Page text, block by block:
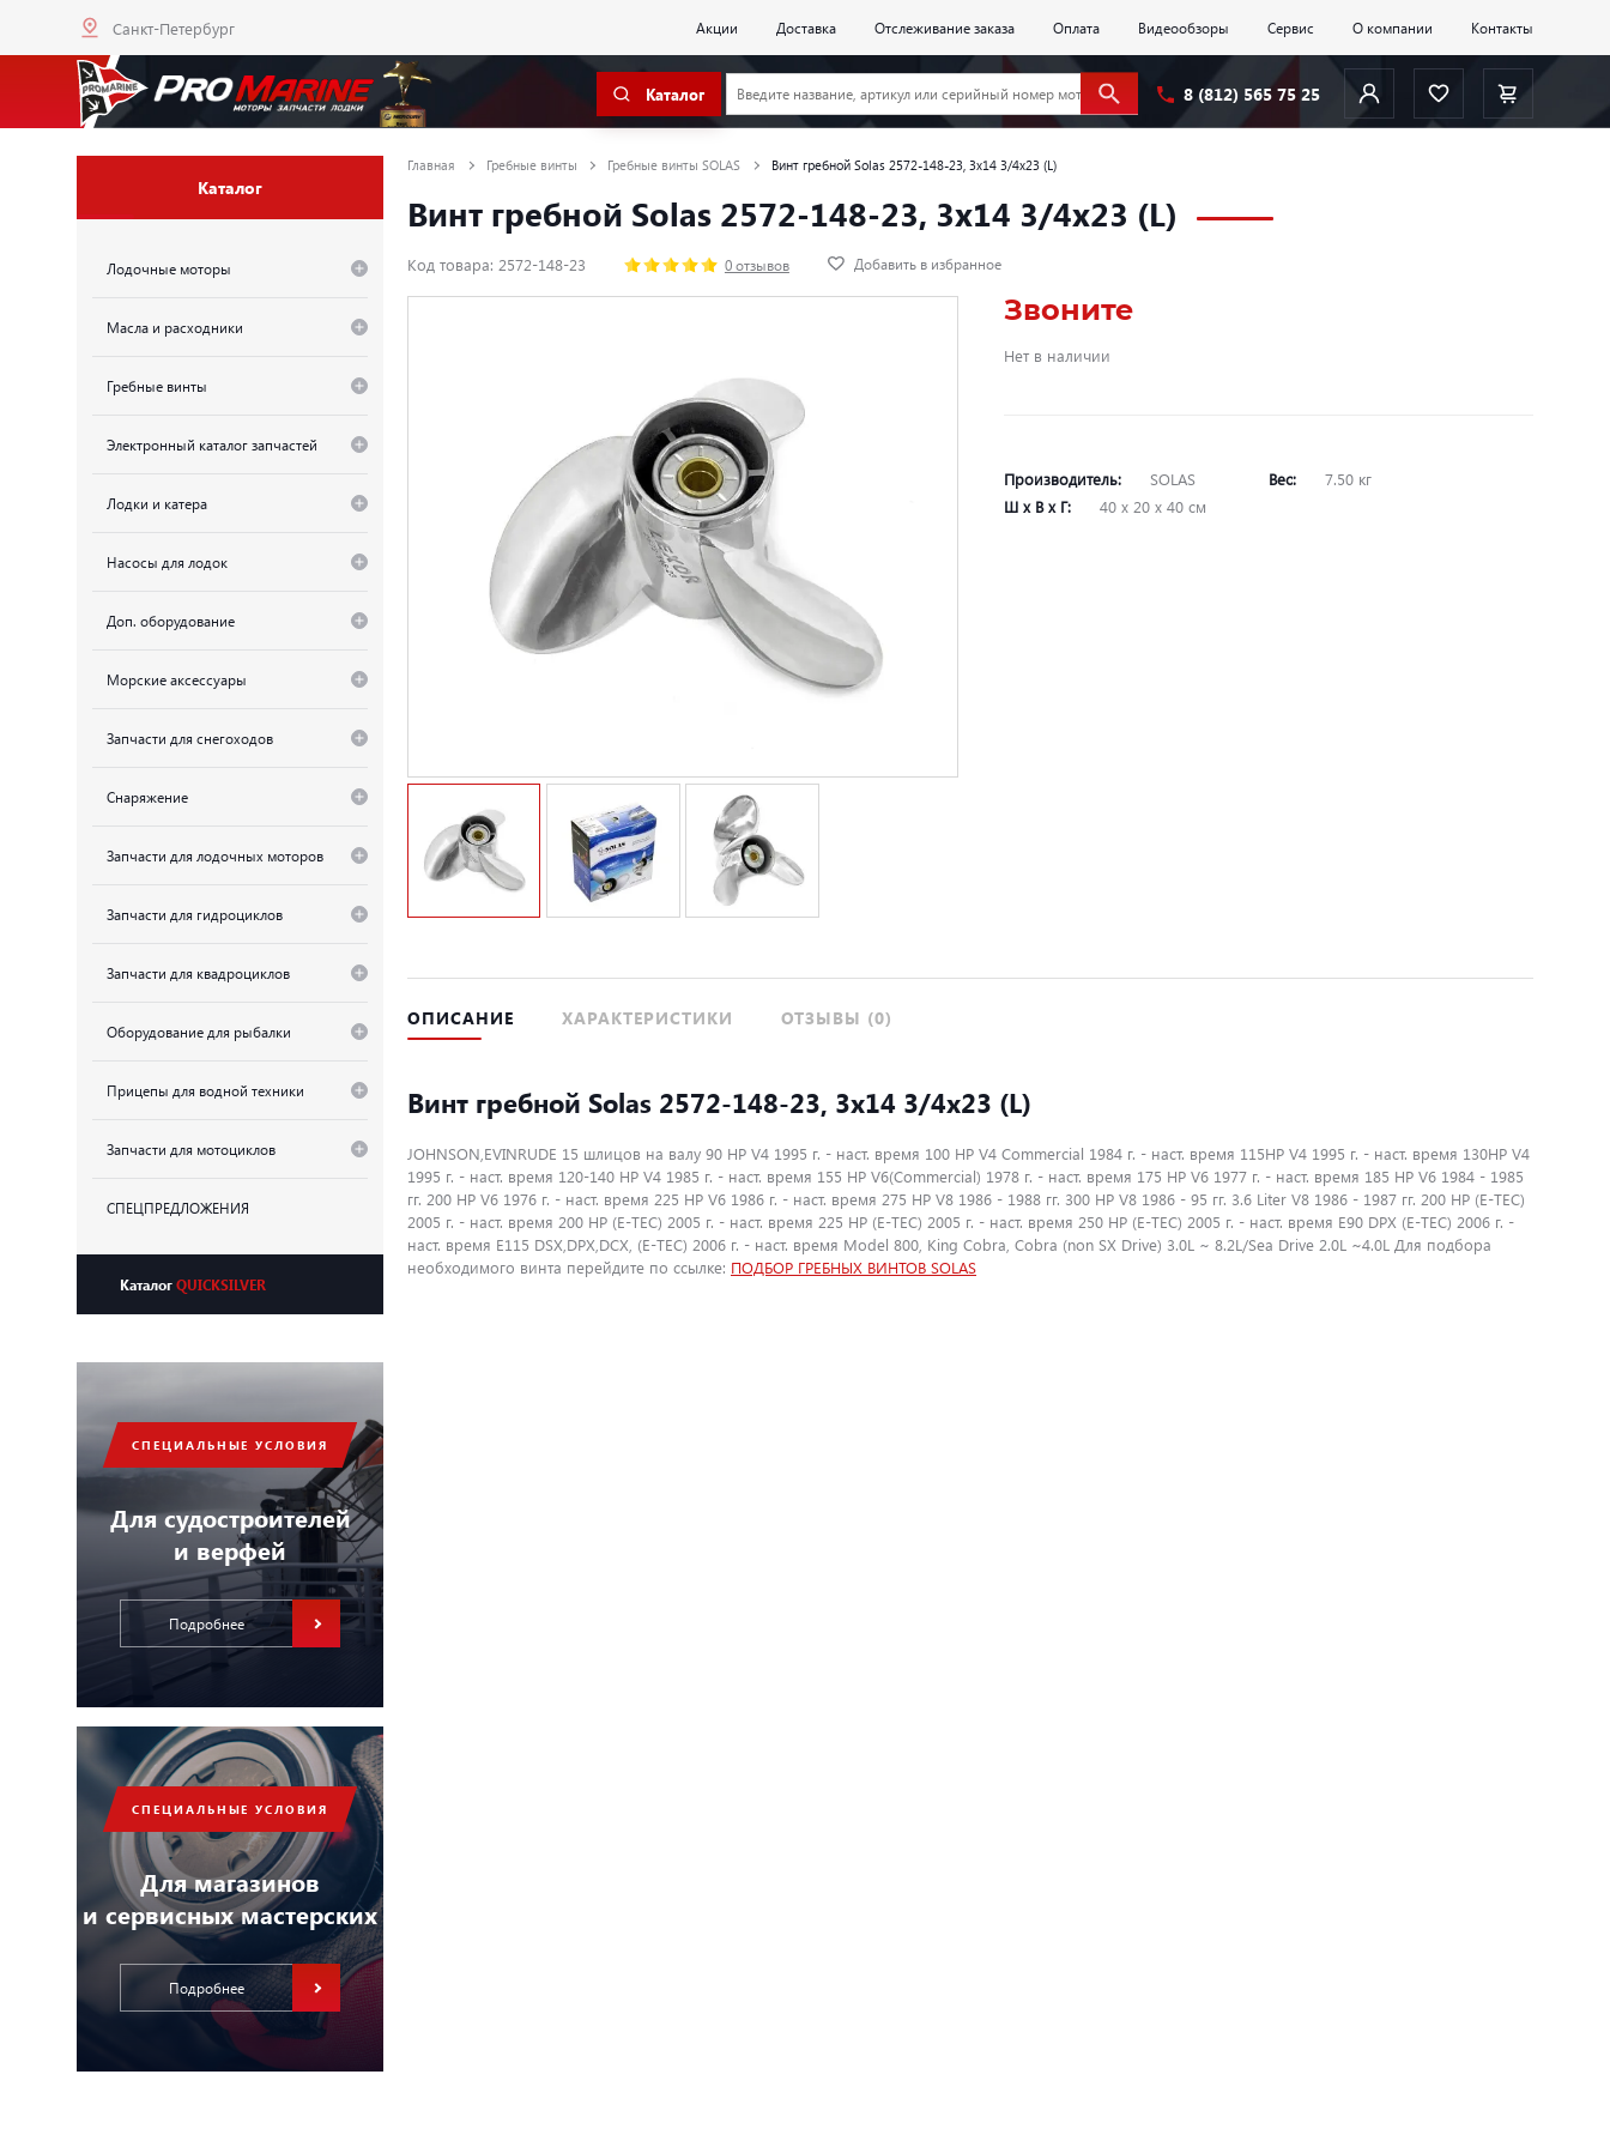
Санкт-Петербург Акции Доставка Отслеживание заказа Оплата Видеообзоры Сервис О компании Контакты
Каталог 8 (812) 565 75 25
Каталог
Лодочные моторы
Масла и расходники
Гребные винты
Электронный каталог запчастей
Лодки и катера
Насосы для лодок
Доп. оборудование
Морские аксессуары
Запчасти для снегоходов
Снаряжение
Запчасти для лодочных моторов
Запчасти для гидроциклов
Запчасти для квадроциклов
Оборудование для рыбалки
Прицепы для водной техники
Запчасти для мотоциклов
СПЕЦПРЕДЛОЖЕНИЯ
КаталогQUICKSILVER
СПЕЦИАЛЬНЫЕ УСЛОВИЯ
Для судостроителей
и верфей
Подробнее
СПЕЦИАЛЬНЫЕ УСЛОВИЯ
Для магазинов
и сервисных мастерских
Подробнее
Главная Гребные винты Гребные винты SOLAS Винт гребной Solas 2572-148-23, 3x14 3/4x23 (L)
Винт гребной Solas 2572-148-23, 3x14 3/4x23 (L)
Код товара: 2572-148-23 0 отзывов Добавить в избранное
Звоните
Нет в наличии
Производитель: SOLAS Вес:
7.50 кг
Ш х В х Г:
40 х 20 х 40 см
ОПИСАНИЕ ХАРАКТЕРИСТИКИ ОТЗЫВЫ (0)
Винт гребной Solas 2572-148-23, 3x14 3/4x23 (L)
JOHNSON,EVINRUDE 15 шлицов на валу 90 HP V4 1995 г. - наст. время 100 HP V4 Commercial 1984 г. - наст. время 115HP V4 1995 г. - наст. время 130HP V4
1995 г. - наст. время 120-140 HP V4 1985 г. - наст. время 155 HP V6(Commercial) 1978 г. - наст. время 175 HP V6 1977 г. - наст. время 185 HP V6 1984 - 1985
гг. 200 HP V6 1976 г. - наст. время 225 HP V6 1986 г. - наст. время 275 HP V8 1986 - 1988 гг. 300 HP V8 1986 - 95 гг. 3.6 Liter V8 1986 - 1987 гг. 200 HP (E-TEC)
2005 г. - наст. время 200 HP (E-TEC) 2005 г. - наст. время 225 HP (E-TEC) 2005 г. - наст. время 250 HP (E-TEC) 2005 г. - наст. время E90 DPX (E-TEC) 2006 г. -
наст. время E115 DSX,DPX,DCX, (E-TEC) 2006 г. - наст. время Model 800, King Cobra, Cobra (non SX Drive) 3.0L ~ 8.2L/Sea Drive 2.0L ~4.0L Для подбора
необходимого винта перейдите по ссылке: ПОДБОР ГРЕБНЫХ ВИНТОВ SOLAS